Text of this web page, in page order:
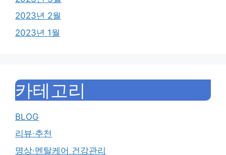
2023년 2월
2023년 1월
카테고리
BLOG
리뷰·추천
명상·멘탈케어 건강관리